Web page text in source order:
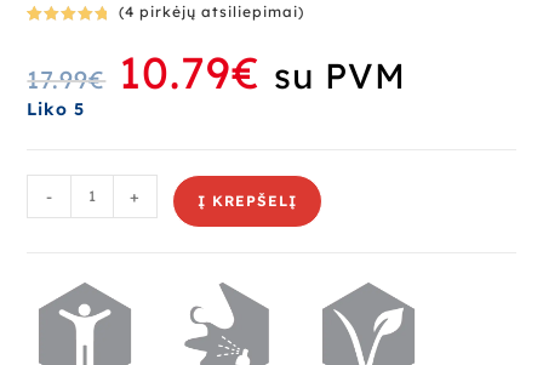
5 (viso
įvertinimų:
(4 pirkėjų atsiliepimai)
17.99€ 10.79€ su PVM
Liko 5
- + Į KREPŠELĮ